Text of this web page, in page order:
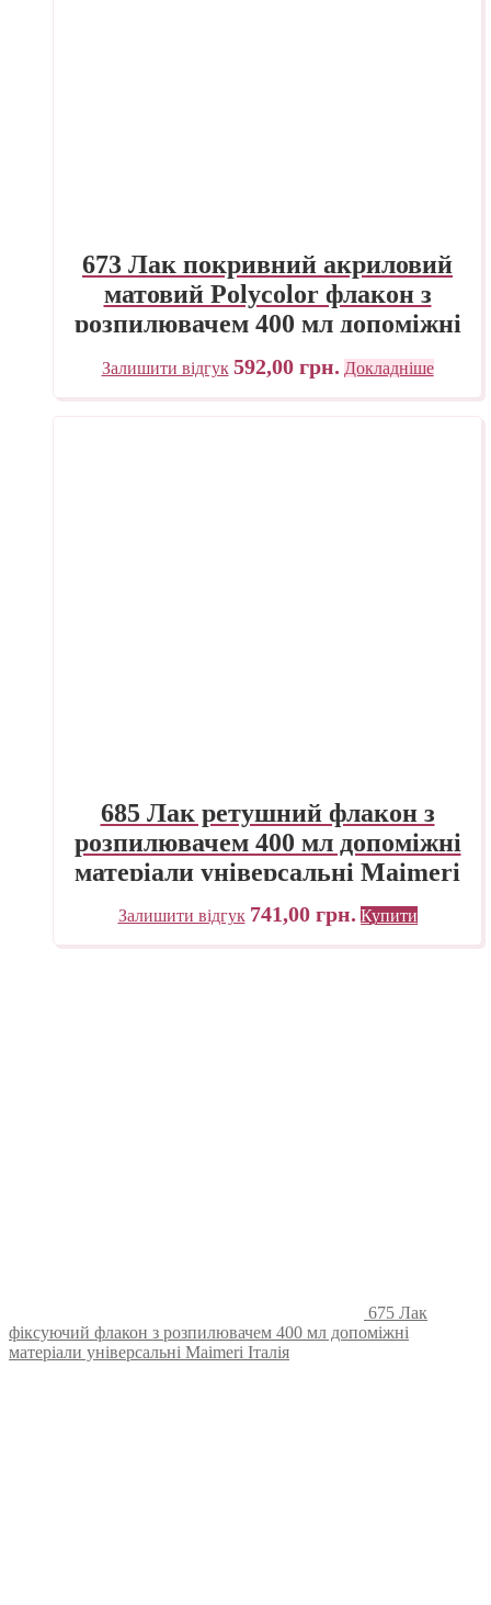
673 Лак покривний акриловий
матовий Polycolor флакон з
розпилювачем 400 мл допоміжні
матеріали універсальні Maimeri
Італія
Залишити відгук 592,00 грн. Докладніше
685 Лак ретушний флакон з
розпилювачем 400 мл допоміжні
матеріали універсальні Maimeri
Італія
Залишити відгук 741,00 грн. Купити
675 Лак
фіксуючий флакон з розпилювачем 400 мл допоміжні
матеріали універсальні Maimeri Італія